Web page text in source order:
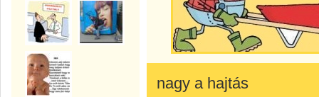
nagy a hajtás